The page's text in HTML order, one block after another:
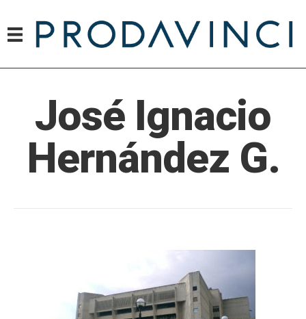
José Ignacio
Hernández G.